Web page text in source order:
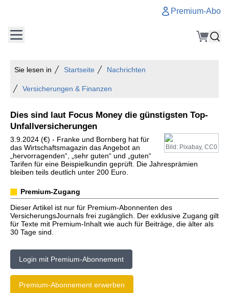
Premium-Abo
Sie lesen in Startseite Nachrichten
Versicherungen & Finanzen
Dies sind laut Focus Money die günstigsten Top-
Unfallversicherungen
Bild: Pixabay, CC0
3.9.2024 (€) - Franke und Bornberg hat für
das Wirtschaftsmagazin das Angebot an
„hervorragenden“, „sehr guten“ und „guten“
Tarifen für eine Beispielkundin geprüft. Die Jahresprämien
bleiben teils deutlich unter 200 Euro.
Premium-Zugang
Dieser Artikel ist nur für Premium-Abonnenten des
VersicherungsJournals frei zugänglich. Der exklusive Zugang gilt
für Texte mit Premium-Inhalt wie auch für Beiträge, die älter als
30 Tage sind.
Login mit Premium-Abonnement
Premium-Abonnement erwerben